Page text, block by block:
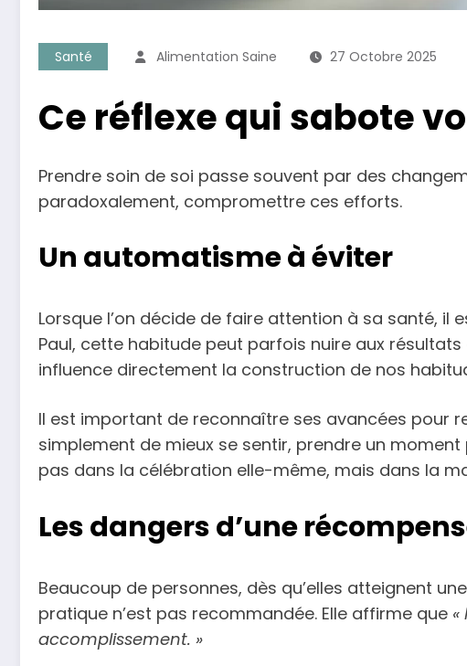
Santé Alimentation Saine 27 Octobre 2025
Ce réflexe qui sabote
Prendre soin de soi passe souvent par des
paradoxalement, compromettre ces efforts.
Un automatisme à éviter
Lorsque l’on décide de faire attention à sa santé, il
Paul, cette habitude peut parfois nuire aux
influence directement la construction de nos
Il est important de reconnaître ses avancées pour
simplement de mieux se sentir, prendre un
pas dans la célébration elle-même, mais dans la
Les dangers d’une
Beaucoup de personnes, dès qu’elles atteignent
pratique n’est pas recommandée. Elle affirme que
accomplissement. »